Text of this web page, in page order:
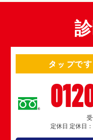
タップで
定休日 定休日